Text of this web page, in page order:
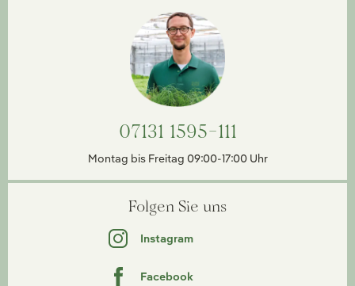
07131 1595-111
Montag bis Freitag 09:00-17:00 Uhr
Folgen Sie uns
Instagram
Facebook